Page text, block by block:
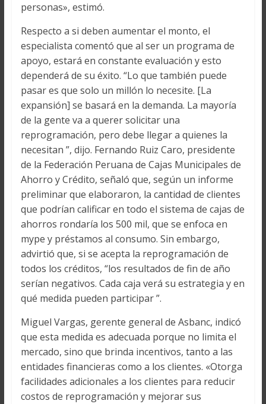
personas», estimó.
Respecto a si deben aumentar el monto, el
especialista comentó que al ser un programa de
apoyo, estará en constante evaluación y esto
dependerá de su éxito. “Lo que también puede
pasar es que solo un millón lo necesite. [La
expansión] se basará en la demanda. La mayoría
de la gente va a querer solicitar una
reprogramación, pero debe llegar a quienes la
necesitan ”, dijo. Fernando Ruiz Caro, presidente
de la Federación Peruana de Cajas Municipales de
Ahorro y Crédito, señaló que, según un informe
preliminar que elaboraron, la cantidad de clientes
que podrían calificar en todo el sistema de cajas de
ahorros rondaría los 500 mil, que se enfoca en
mype y préstamos al consumo. Sin embargo,
advirtió que, si se acepta la reprogramación de
todos los créditos, “los resultados de fin de año
serían negativos. Cada caja verá su estrategia y en
qué medida pueden participar ”.
Miguel Vargas, gerente general de Asbanc, indicó
que esta medida es adecuada porque no limita el
mercado, sino que brinda incentivos, tanto a las
entidades financieras como a los clientes. «Otorga
facilidades adicionales a los clientes para reducir
costos de reprogramación y mejorar sus